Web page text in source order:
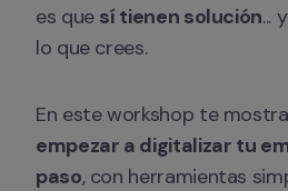
es que sí tienen solución...
lo que crees.
En este workshop te
empezar a digitalizar tu
paso, con herramientas